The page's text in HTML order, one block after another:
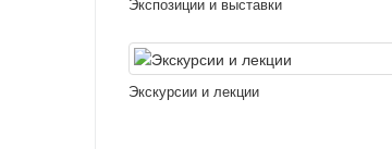
Экскурсии и лекции